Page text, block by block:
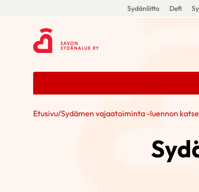
Sydänliitto Defi
Etusivu/Sydämen vajaatoiminta -luennon